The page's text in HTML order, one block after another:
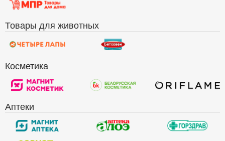
Товары для животных
Косметика
Аптеки